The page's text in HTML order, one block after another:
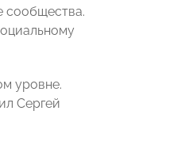
сообщества.
уровне.
Сергей